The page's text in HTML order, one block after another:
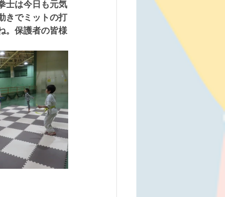
士は今日も元気
きでミットの打
。保護者の皆様